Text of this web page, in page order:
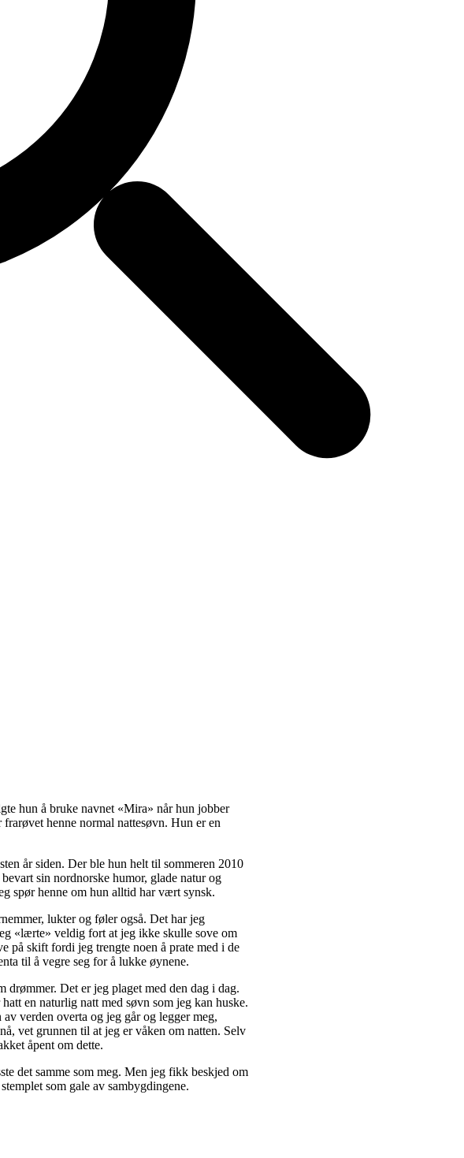
hun å bruke navnet «Mira» når hun jobber
henne normal nattesøvn. Hun er en
år siden. Der ble hun helt til sommeren 2010
sin nordnorske humor, glade natur og
spør henne om hun alltid har vært synsk.
lukter og føler også. Det har jeg
«lærte» veldig fort at jeg ikke skulle sove om
på skift fordi jeg trengte noen å prate med i de
til å vegre seg for å lukke øynene.
Det er jeg plaget med den dag i dag.
en naturlig natt med søvn som jeg kan huske.
verden overta og jeg går og legger meg,
vet grunnen til at jeg er våken om natten. Selv
åpent om dette.
det samme som meg. Men jeg fikk beskjed om
som gale av sambygdingene.